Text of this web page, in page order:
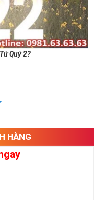
Quý 2?
HÀNG